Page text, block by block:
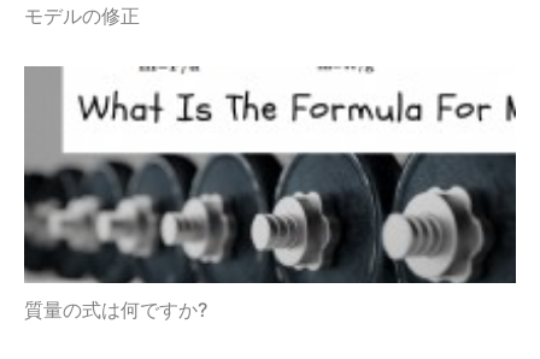
モデルの修正
質量の式は何ですか?